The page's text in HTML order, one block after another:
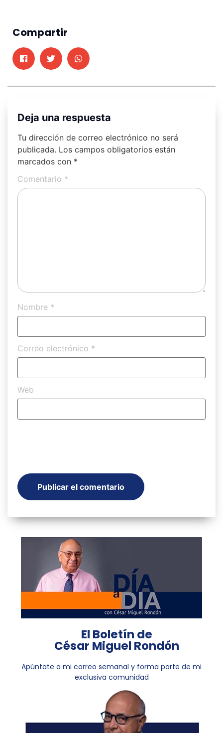
Compartir
Deja una respuesta
Tu dirección de correo electrónico no será
publicada. Los campos obligatorios están
marcados con *
Comentario *
Nombre *
Correo electrónico *
Web
El Boletín de
César Miguel Rondón
Apúntate a mi correo semanal y forma parte de mi
exclusiva comunidad